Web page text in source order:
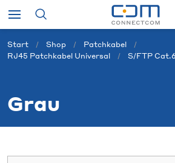
Start Shop
Patchkabel
RJ45 Patchkabel Universal
S/FTP Cat.6
Grau